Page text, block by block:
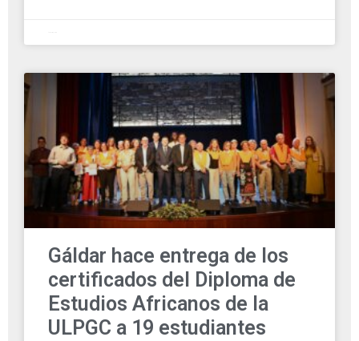
Gáldar hace entrega de los
certificados del Diploma de
Estudios Africanos de la
ULPGC a 19 estudiantes